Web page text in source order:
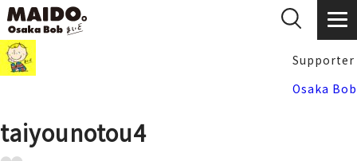
Supporter
Osaka Bob
taiyounotou4